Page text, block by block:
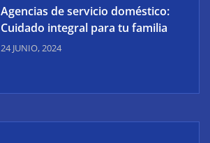
Agencias de servicio doméstico:
Cuidado integral para tu familia
24 JUNIO, 2024